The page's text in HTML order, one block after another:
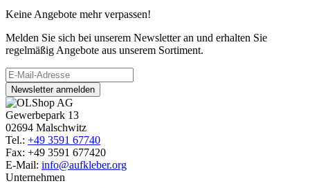
Keine Angebote mehr verpassen!
Melden Sie sich bei unserem Newsletter an und erhalten Sie
regelmäßig Angebote aus unserem Sortiment.
Newsletter anmelden
Gewerbepark 13
02694 Malschwitz
Tel.: +49 3591 67740
Fax: +49 3591 677420
E-Mail: info@aufkleber.org
Unternehmen